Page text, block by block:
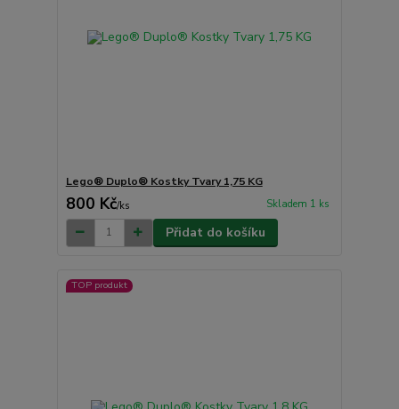
Lego® Duplo® Kostky Tvary 1,75 KG
800 Kč/ks Skladem 1 ks
Přidat do košíku
TOP produkt